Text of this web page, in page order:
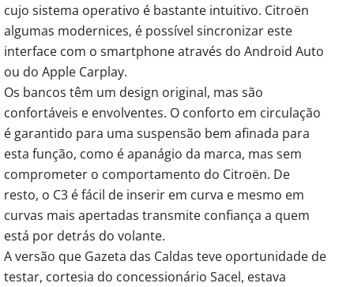
cujo sistema operativo é bastante intuitivo. Citroën
algumas modernices, é possível sincronizar este
interface com o smartphone através do Android Auto
ou do Apple Carplay.
Os bancos têm um design original, mas são
confortáveis e envolventes. O conforto em circulação
é garantido para uma suspensão bem afinada para
esta função, como é apanágio da marca, mas sem
comprometer o comportamento do Citroën. De
resto, o C3 é fácil de inserir em curva e mesmo em
curvas mais apertadas transmite confiança a quem
está por detrás do volante.
A versão que Gazeta das Caldas teve oportunidade de
testar, cortesia do concessionário Sacel, estava